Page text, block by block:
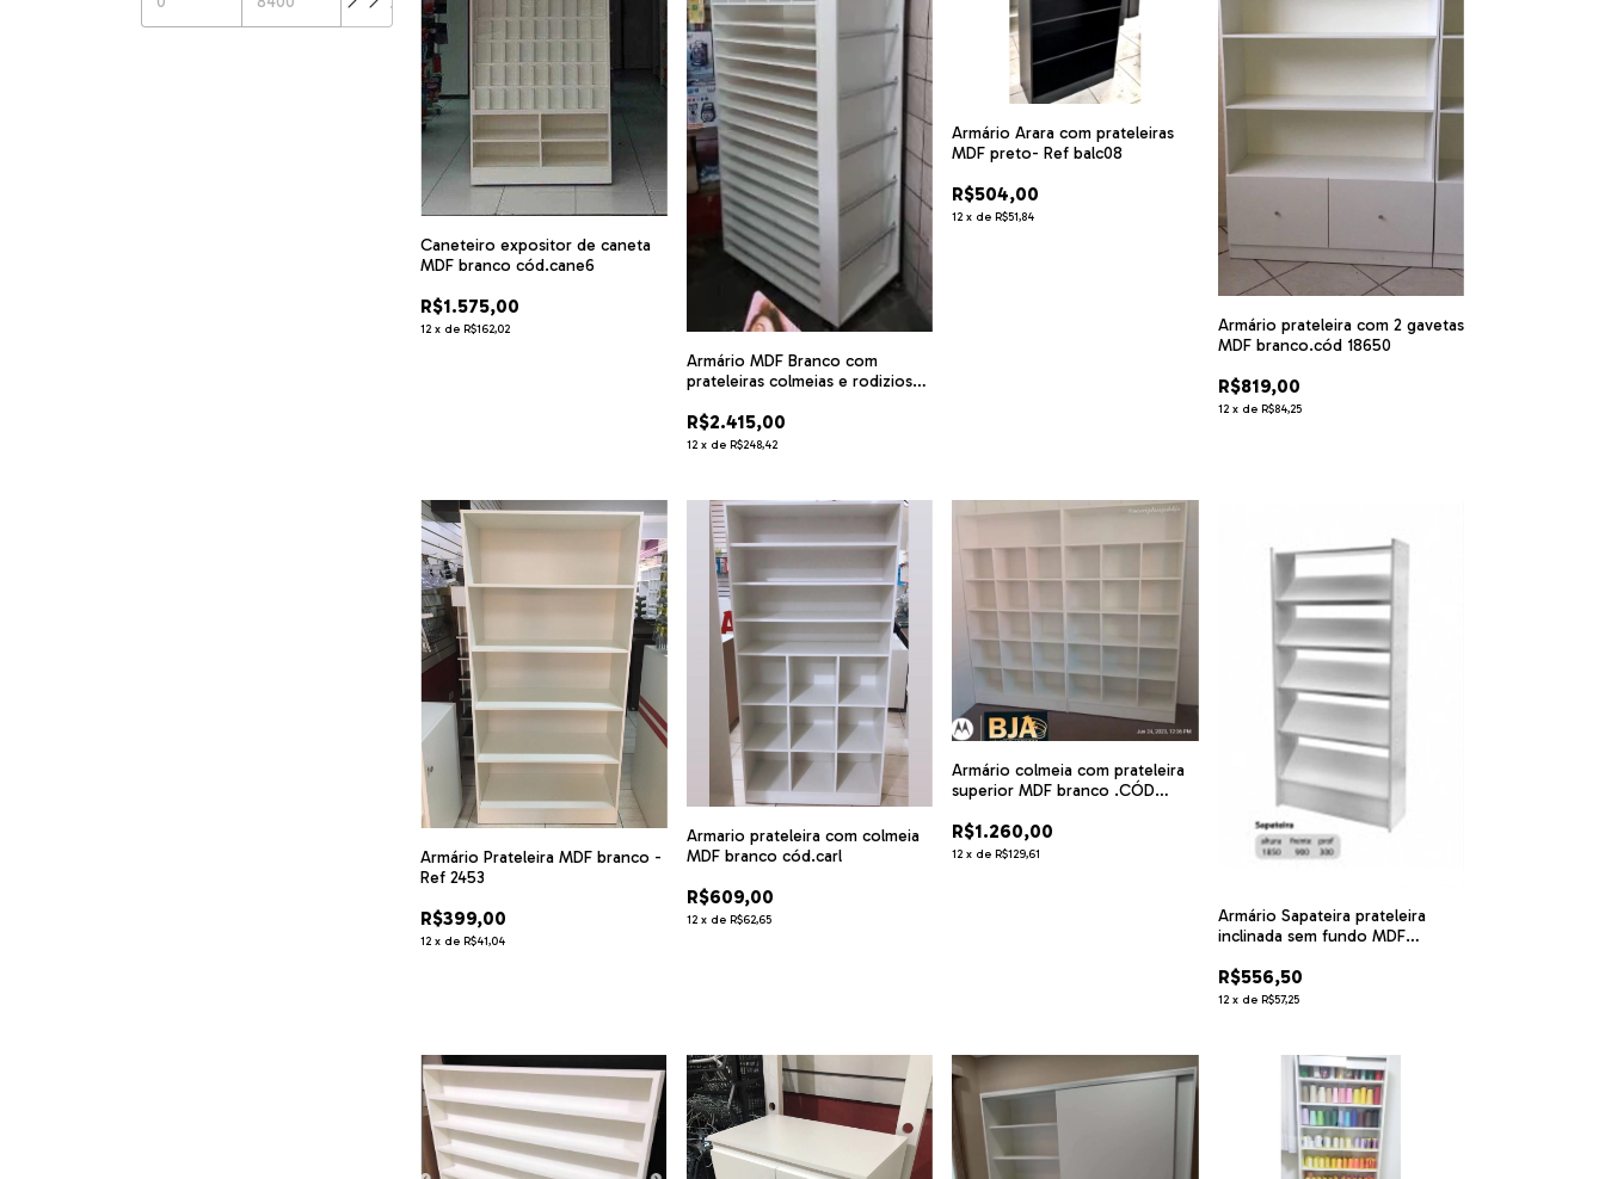
Caneteiro expositor de caneta
MDF branco cód.cane6
R$1.575,00
12 x deR$162,02
Armário MDF Branco com
prateleiras colmeias e rodizios
R$2.415,00
12 x de R$248,42
Armário Arara com prateleiras
MDF preto- Ref balc08
R$504,00
12 x de R$51,84
Armário prateleira com 2 gavetas
MDF branco.cód 18650
R$819,00
12 x de R$84,25
Armário Prateleira MDF branco -
Ref 2453
R$399,00
12 x deR$41,04
Armario prateleira com colmeia
MDF branco cód.carl
R$609,00
12 x de R$62,65
Armário colmeia com prateleira
superior MDF branco .CÓD
R$1.260,00
12 x deR$129,61
Armário Sapateira prateleira
inclinada sem fundo MDF
R$556,50
12 x de R$57,25